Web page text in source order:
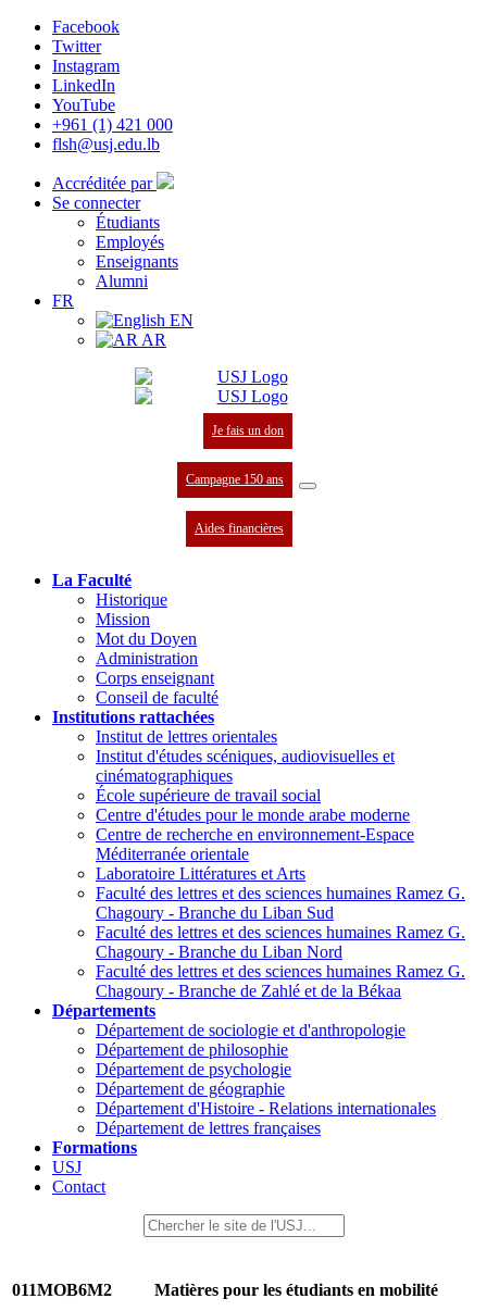
Facebook
Twitter
Instagram
LinkedIn
YouTube
+961 (1) 421 000
flsh@usj.edu.lb
Accréditée par
Se connecter
Étudiants
Employés
Enseignants
Alumni
FR
EN
AR
Je fais un don
Campagne 150 ans
Aides financières
La Faculté
Historique
Mission
Mot du Doyen
Administration
Corps enseignant
Conseil de faculté
Institutions rattachées
Institut de lettres orientales
Institut d'études scéniques, audiovisuelles et
cinématographiques
École supérieure de travail social
Centre d'études pour le monde arabe moderne
Centre de recherche en environnement-Espace
Méditerranée orientale
Laboratoire Littératures et Arts
Faculté des lettres et des sciences humaines Ramez G.
Chagoury - Branche du Liban Sud
Faculté des lettres et des sciences humaines Ramez G.
Chagoury - Branche du Liban Nord
Faculté des lettres et des sciences humaines Ramez G.
Chagoury - Branche de Zahlé et de la Békaa
Départements
Département de sociologie et d'anthropologie
Département de philosophie
Département de psychologie
Département de géographie
Département d'Histoire - Relations internationales
Département de lettres françaises
Formations
USJ
Contact
011MOB6M2 Matières pour les étudiants en mobilité